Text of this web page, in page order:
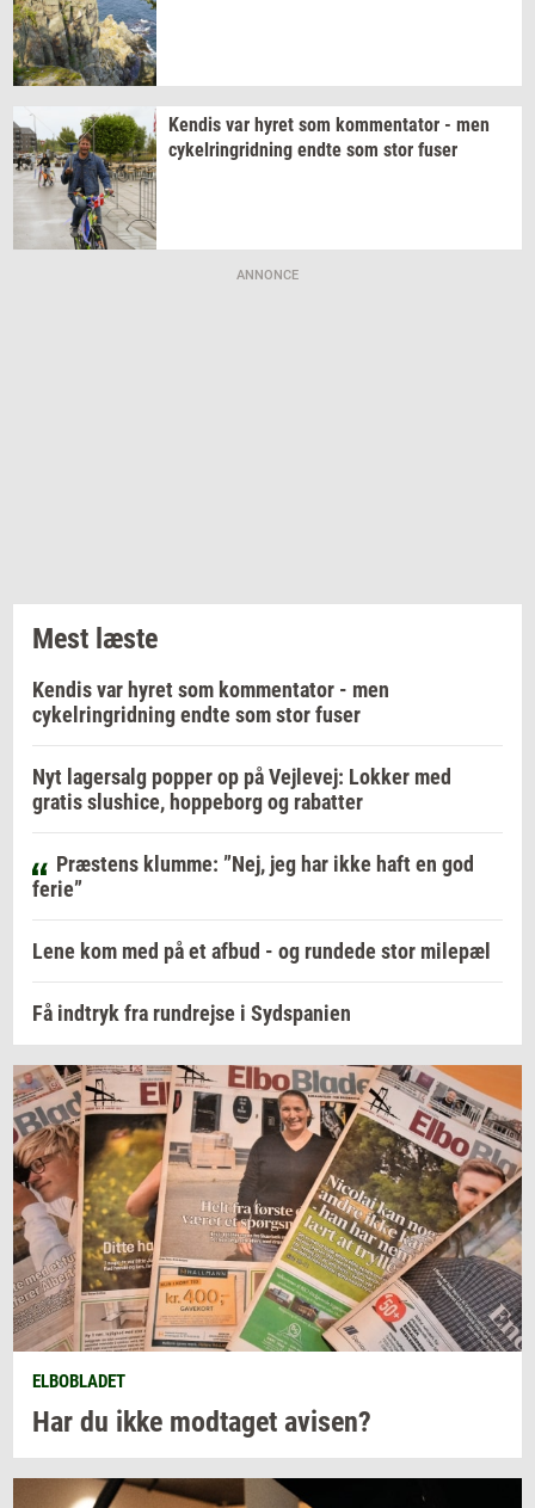
Ken­dis var hyret som kom­men­ta­tor - men
cy­kel­rin­grid­ning endte som stor fuser
ANNONCE
Mest læste
Kendis var hyret som kommentator - men
cykelringridning endte som stor fuser
Nyt lagersalg popper op på Vejlevej: Lokker med
gratis slushice, hoppeborg og rabatter
Præstens klumme: ”Nej, jeg har ikke haft en god
ferie”
Lene kom med på et afbud - og rundede stor milepæl
Få indtryk fra rundrejse i Sydspanien
ELBOBLADET
Har du ikke mod­ta­get avi­sen?